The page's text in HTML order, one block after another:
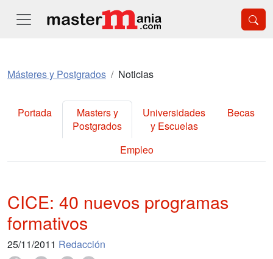
Másteres y Postgrados Noticias
Portada
Masters y
Postgrados
Universidades
y Escuelas
Becas
Empleo
CICE: 40 nuevos programas
formativos
25/11/2011 Redacción